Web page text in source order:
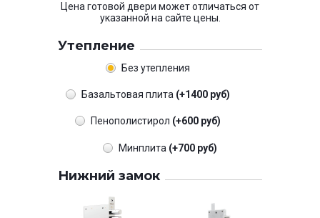
Цена готовой двери может отличаться от
указанной на сайте цены.
Утепление
Без утепления
Базальтовая плита (+1400 руб)
Пенополистирол (+600 руб)
Минплита (+700 руб)
Нижний замок